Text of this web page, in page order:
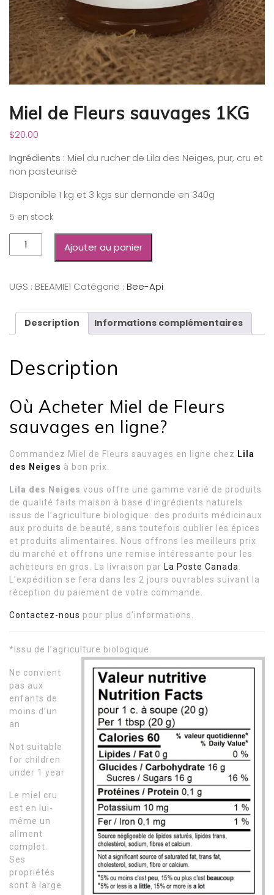
Miel de Fleurs sauvages 1KG
$20.00
Ingrédients : Miel du rucher de Lila des Neiges, pur, cru et
non pasteurisé
Disponible 1 kg et 3 kgs sur demande en 340g
5 en stock
Ajouter au panier
UGS : BEEAMIE1 Catégorie : Bee-Api
Description Informations complémentaires
Description
Où Acheter Miel de Fleurs
sauvages en ligne?
Commandez Miel de Fleurs sauvages en ligne chez Lila
des Neiges à bon prix.
Lila des Neiges vous offre une gamme varié de produits
de qualité faits maison à base d’ingrédients naturels
issus de l’agriculture biologique: des produits médicinaux
aux produits de beauté, sans toutefois oublier les épices
et produits alimentaires. Nous offrons les meilleurs prix
du marché et offrons une remise intéressante pour les
acheteurs en gros. La livraison par La Poste Canada
L’expédition se fera dans les 2 jours ouvrables suivant la
réception du paiement de votre commande.
Contactez-nous pour plus d’informations.
*Issu de l’agriculture biologique.
Ne convient
pas aux
enfants de
moins d’un
an
Not suitable
for children
under 1 year
Le miel cru
est en lui-
même un
aliment
complet.
Ses
propriétés
sont à large